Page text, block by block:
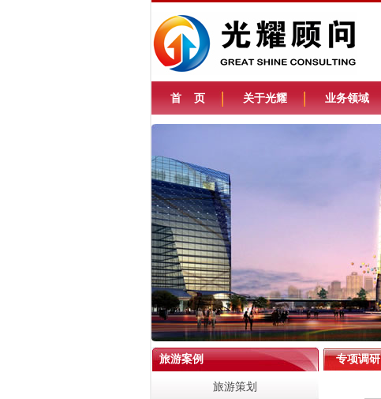
首 页 关于光耀 业务领域
旅游案例
旅游策划
专项调研